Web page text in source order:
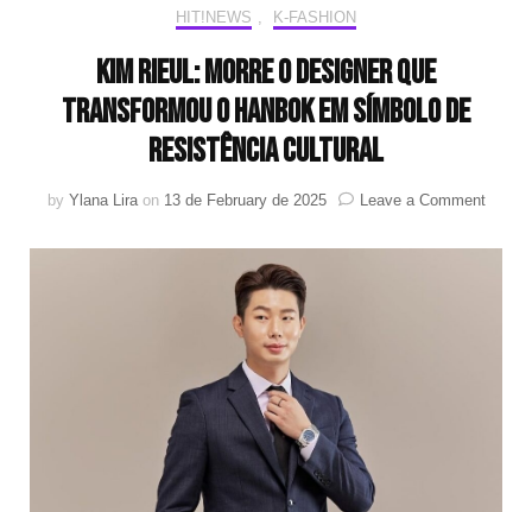
HIT!NEWS K-FASHION
Kim Rieul: morre o designer que
transformou o hanbok em símbolo de
resistência cultural
by Ylana Lira on 13 de February de 2025 Leave a Commenton
Rieul: